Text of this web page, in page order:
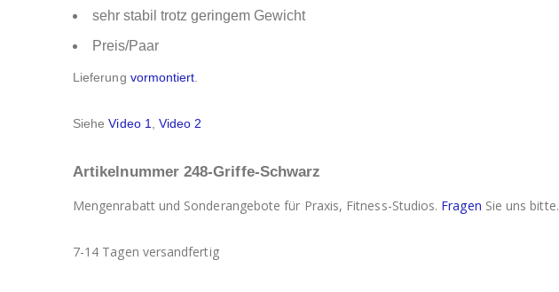
sehr stabil trotz geringem Gewicht
Preis/Paar
Lieferung vormontiert
SieheVideo 1 ,Video 2
Artikelnummer 248-Griffe-Schwarz
Mengenrabatt und Sonderangebote für Praxis, Fitness-Studios. Fragen Sie uns bitte.
7-14 Tagen versandfertig